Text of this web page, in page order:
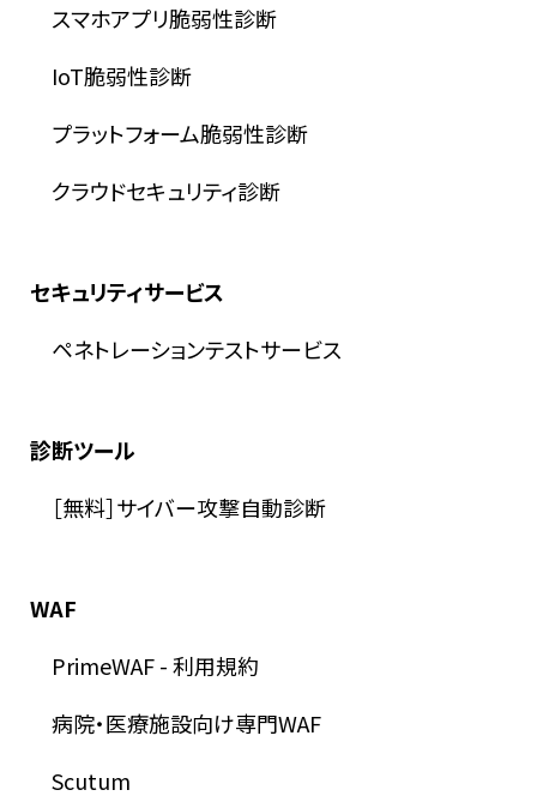
スマホアプリ脆弱性診断
IoT脆弱性診断
プラットフォーム脆弱性診断
クラウドセキュリティ診断
セキュリティサービス
ペネトレーションテストサービス
診断ツール
［無料］サイバー攻撃自動診断
WAF
PrimeWAF-利用規約
病院・医療施設向け専門WAF
Scutum